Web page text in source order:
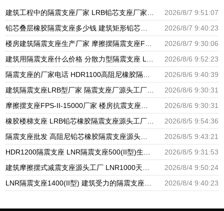
2026/8/7 9:51:07
2026/8/7 9:40:23
2026/8/7 9:30:06
2026/8/6 9:52:23
2026/8/6 9:40:39
2026/8/6 9:30:31
2026/8/6 9:30:31
2026/8/5 9:54:36
2026/8/5 9:43:21
2026/8/5 9:31:53
2026/8/4 9:50:24
2026/8/4 9:40:23